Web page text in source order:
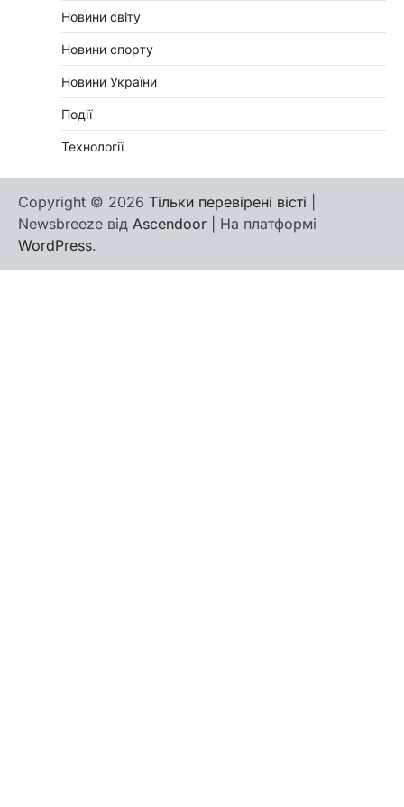
Новини світу
Новини спорту
Новини України
Події
Технології
Copyright © 2026 Тільки перевірені вісті
Newsbreeze від Ascendoor | На платформі
WordPress.